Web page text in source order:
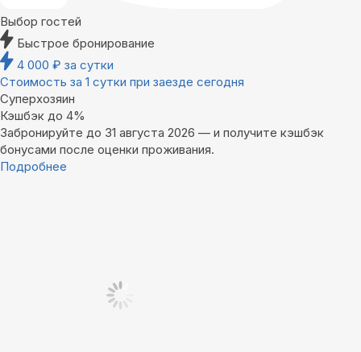
Выбор гостей
Быстрое бронирование
4 000 ₽ за сутки
Стоимость за 1 сутки при заезде сегодня
Суперхозяин
Кэшбэк до 4%
Забронируйте до 31 августа 2026 — и получите кэшбэк
бонусами после оценки проживания.
Подробнее